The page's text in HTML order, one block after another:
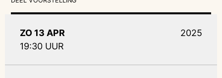
ZO 13 APR
19:30 UUR
2025